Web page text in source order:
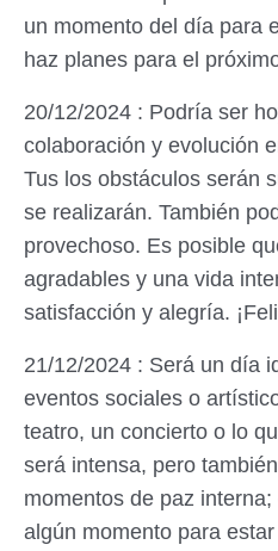
un momento del día para
haz planes para el
20/12/2024 : Podría ser
colaboración y evolución
Tus los obstáculos serán
se realizarán. También
provechoso. Es posible
agradables y una vida
satisfacción y alegría.
21/12/2024 : Será un día
eventos sociales o
teatro, un concierto o lo
será intensa, pero
momentos de paz
algún momento para